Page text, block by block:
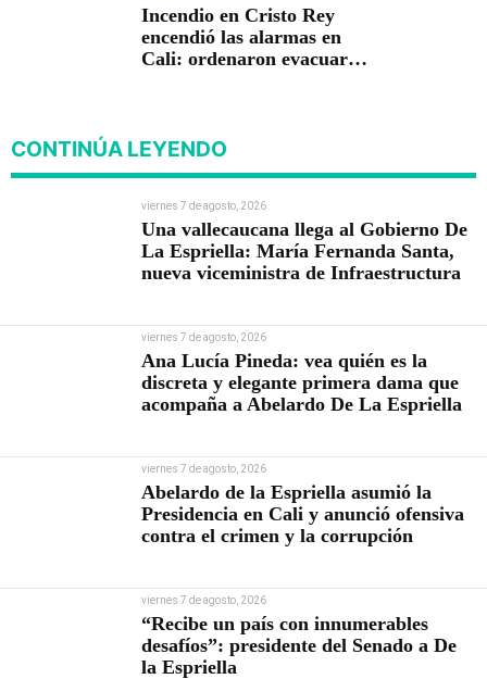
Incendio en Cristo Rey
encendió las alarmas en
Cali: ordenaron evacuar
CONTINÚA LEYENDO
viernes 7 de agosto, 2026
Una vallecaucana llega al Gobierno De
La Espriella: María Fernanda Santa,
nueva viceministra de Infraestructura
viernes 7 de agosto, 2026
Ana Lucía Pineda: vea quién es la
discreta y elegante primera dama que
acompaña a Abelardo De La Espriella
viernes 7 de agosto, 2026
Abelardo de la Espriella asumió la
Presidencia en Cali y anunció ofensiva
contra el crimen y la corrupción
viernes 7 de agosto, 2026
“Recibe un país con innumerables
desafíos”: presidente del Senado a De
la Espriella